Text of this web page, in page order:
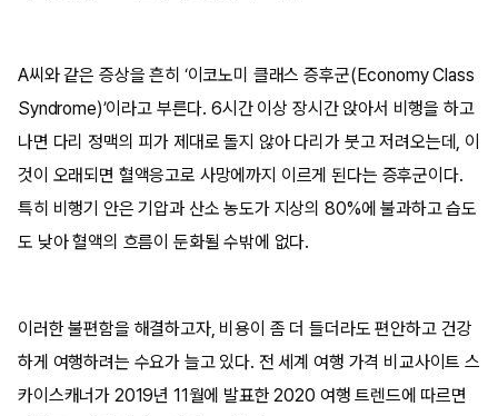
A씨와 같은 증상을 흔히 ‘이코노미 클래스 증후군(Economy Class
Syndrome)’이라고 부른다. 6시간 이상 장시간 앉아서 비행을 하고
나면 다리 정맥의 피가 제대로 돌지 않아 다리가 붓고 저려오는데, 이
것이 오래되면 혈액응고로 사망에까지 이르게 된다는 증후군이다.
특히 비행기 안은 기압과 산소 농도가 지상의 80%에 불과하고 습도
도 낮아 혈액의 흐름이 둔화될 수밖에 없다.
이러한 불편함을 해결하고자, 비용이 좀 더 들더라도 편안하고 건강
하게 여행하려는 수요가 늘고 있다. 전 세계 여행 가격 비교사이트 스
카이스캐너가 2019년 11월에 발표한 2020 여행 트렌드에 따르면